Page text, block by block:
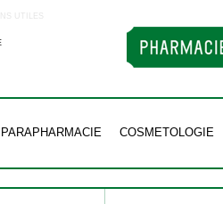
UTILES
PARAPHARMACIE COSMETOLOGIE